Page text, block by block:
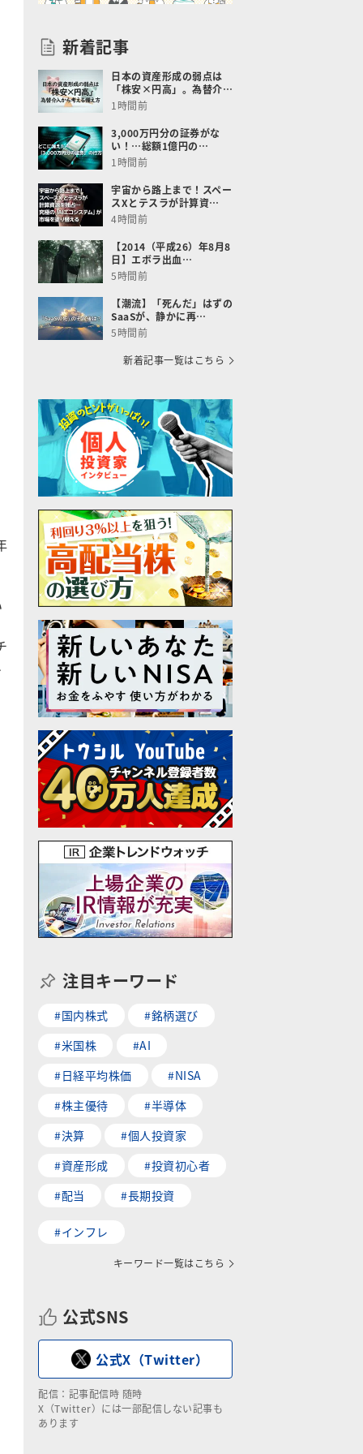
新着記事
日本の資産形成の弱点は
「株安×円高」。為替介…
1時間前
3,000万円分の証券がな
い！…総額1億円の…
1時間前
宇宙から路上まで！スペー
スXとテスラが計算資…
4時間前
【2014（平成26）年8月8
日】エボラ出血…
5時間前
【潮流】「死んだ」はずの
SaaSが、静かに再…
5時間前
新着記事一覧はこちら
注目キーワード
#国内株式
#銘柄選び
#米国株
#AI
#日経平均株価
#NISA
#株主優待
#半導体
#決算
#個人投資家
#資産形成
#投資初心者
#配当
#長期投資
#インフレ
キーワード一覧はこちら
公式SNS
公式X（Twitter）
配信：記事配信時 随時
X（Twitter）には一部配信しない記事も
あります